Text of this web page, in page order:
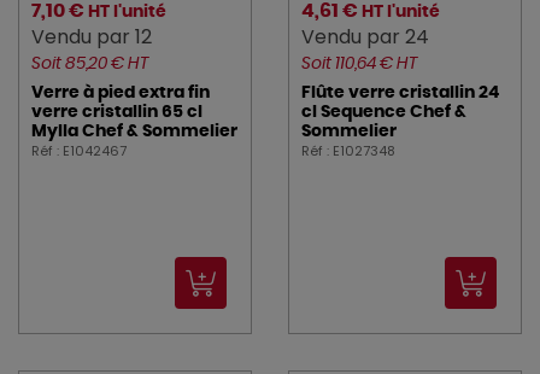
7,10 € HT l'unité
Vendu par 12
Soit 85,20 € HT
Verre à pied extra fin
verre cristallin 65 cl
Mylla Chef & Sommelier
Réf : E1042467
4,61 € HT l'unité
Vendu par 24
Soit 110,64 € HT
Flûte verre cristallin 24
cl Sequence Chef &
Sommelier
Réf : E1027348